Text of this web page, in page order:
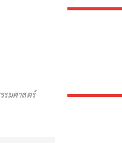
รมศาสตร์